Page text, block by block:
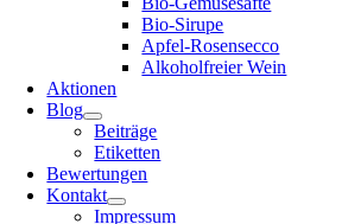
Bio-Sirupe
Apfel-Rosensecco
Alkoholfreier Wein
Aktionen
Blog
Beiträge
Etiketten
Bewertungen
Kontakt
Impressum